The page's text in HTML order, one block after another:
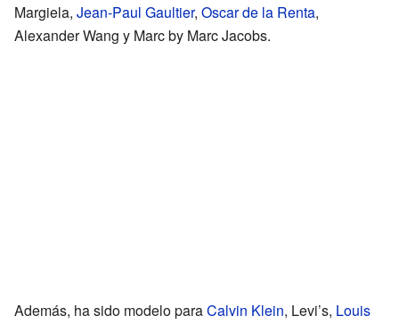
Margiela, Jean-Paul Gaultier, Oscar de la Renta,
Alexander Wang y Marc by Marc Jacobs.
Además, ha sido modelo paraCalvin Klein, Levi’s, Louis